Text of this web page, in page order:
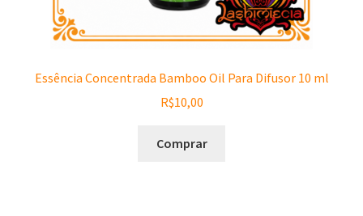
Essência Concentrada Bamboo Oil Para Difusor 10 ml
R$10,00
Comprar